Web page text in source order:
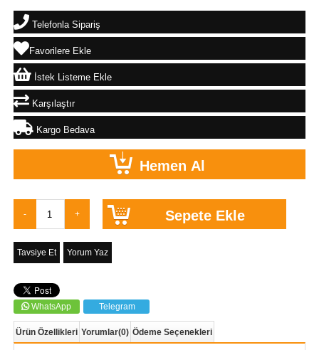
Telefonla Sipariş
Favorilere Ekle
İstek Listeme Ekle
Karşılaştır
Kargo Bedava
Tavsiye Et Yorum Yaz
WhatsApp Telegram
Ürün Özellikleri Yorumlar(0) Ödeme Seçenekleri